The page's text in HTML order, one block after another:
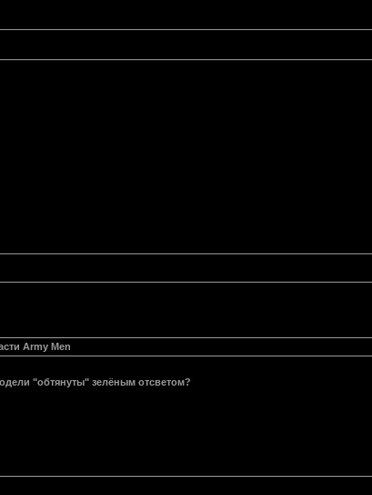
Army Men
"обтянуты" зелёным отсветом?